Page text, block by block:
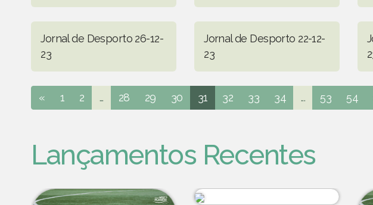
Jornal de Desporto 26-12-
23
Jornal de Desporto 22-12-
23
« 1 2 ... 28 29 30 31 32 33 34 ... 53 54
Lançamentos Recentes